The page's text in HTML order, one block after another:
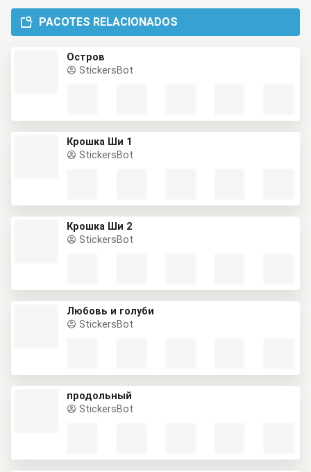
PACOTES RELACIONADOS
Остров
StickersBot
Крошка Ши 1
StickersBot
Крошка Ши 2
StickersBot
Любовь и голуби
StickersBot
продольный
StickersBot